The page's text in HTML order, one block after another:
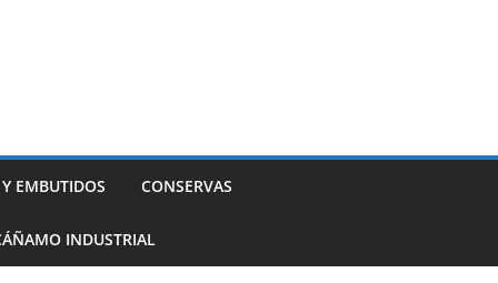
EMBUTIDOS CONSERVAS
INDUSTRIAL